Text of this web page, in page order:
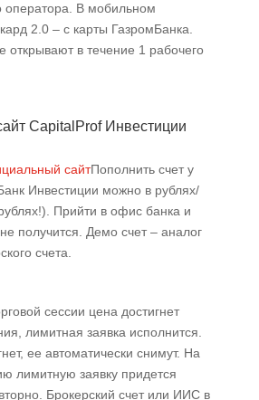
оператора. В мобильном
2.0 – с карты ГазромБанка.
в течение 1 рабочего
CapitalProf Инвестиции
сайтПополнить счет у
Инвестиции можно в рублях/
Прийти в офис банка и
получится. Демо счет – аналог
счета.
сессии цена достигнет
лимитная заявка исполнится.
ее автоматически снимут. На
лимитную заявку придется
Брокерский счет или ИИС в